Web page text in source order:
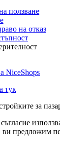
ползване
на отказ
NiceShops
тук
за
ви предложим